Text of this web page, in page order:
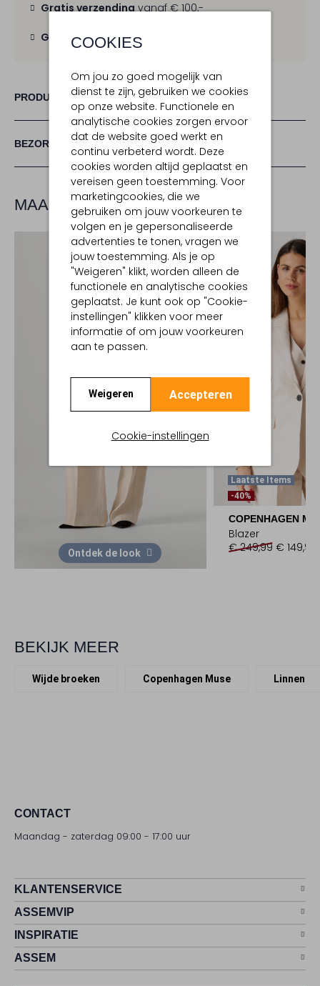
COOKIES
Om jou zo goed mogelijk van
dienst te zijn, gebruiken we cookies
op onze website. Functionele en
analytische cookies zorgen ervoor
dat de website goed werkt en
continu verbeterd wordt. Deze
cookies worden altijd geplaatst en
vereisen geen toestemming. Voor
marketingcookies, die we
gebruiken om jouw voorkeuren te
volgen en je gepersonaliseerde
advertenties te tonen, vragen we
jouw toestemming. Als je op
"Weigeren" klikt, worden alleen de
functionele en analytische cookies
geplaatst. Je kunt ook op "Cookie-
instellingen" klikken voor meer
informatie of om jouw voorkeuren
aan te passen.
Weigeren Accepteren
Cookie-instellingen
Gratis verzendingvanaf € 100,-
Gratis retourbinnen 30 dagen
PRODUCT INFORMATIE
BEZORGEN & RETOURNEREN
MAAK JE LOOK COMPLEET
Ontdek de look
Laatste Items
-40%
COPENHAGEN
Blazer
€ 249,99 € 149,99
BEKIJK MEER
Wijde broeken Copenhagen Muse Linnen
CONTACT
Maandag - zaterdag 09:00 - 17:00 uur
KLANTENSERVICE
ASSEMVIP
INSPIRATIE
ASSEM